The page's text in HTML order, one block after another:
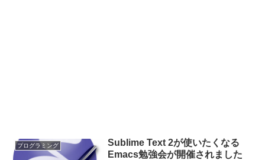
プログラミング
Sublime Text 2が使いたくなる
Emacs勉強会が開催されました